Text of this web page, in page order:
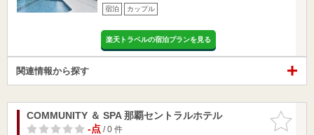
宿泊 カップル
楽天トラベルの宿泊プランを見る
関連情報から探す
お気に入
りに追加
COMMUNITY ＆ SPA 那覇セントラルホテル
-点/ 0 件